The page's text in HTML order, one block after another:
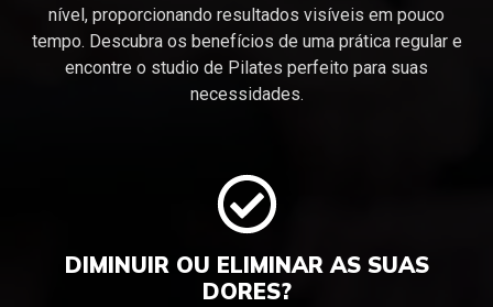
nível, proporcionando resultados visíveis em pouco
tempo. Descubra os benefícios de uma prática regular e
encontre o studio de Pilates perfeito para suas
necessidades.
DIMINUIR OU ELIMINAR AS SUAS
DORES?